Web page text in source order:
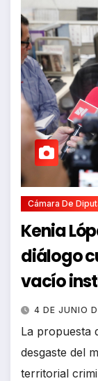
Cámara De
Kenia
diálogo
vacío
4 DE JUNIO
La propuesta
desgaste del
territorial